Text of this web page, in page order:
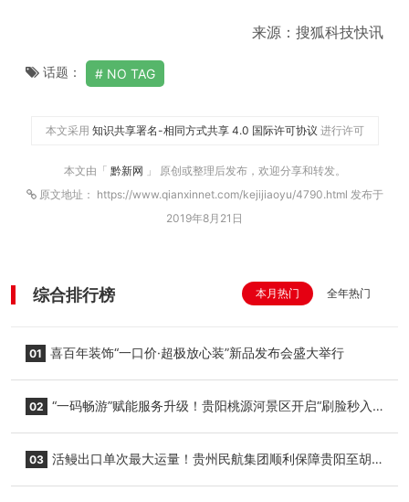
来源：搜狐科技快讯
话题： NO TAG
本文采用 知识共享署名-相同方式共享 4.0 国际许可协议 进行许可
本文由「 黔新网 」 原创或整理后发布，欢迎分享和转发。
原文地址： https://www.qianxinnet.com/kejijiaoyu/4790.html 发布于
2019年8月21日
综合排行榜 本月热门 全年热门
01 喜百年装饰“一口价·超极放心装”新品发布会盛大举行
02 “一码畅游”赋能服务升级！贵阳桃源河景区开启“刷脸秒入
03 活鳗出口单次最大运量！贵州民航集团顺利保障贵阳至胡